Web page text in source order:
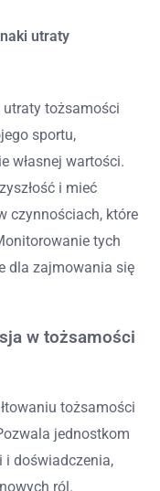
utraty
tożsamości
sportu,
własnej wartości.
i mieć
czynnościach, które
tych
dla zajmowania się
w tożsamości
tożsamości
jednostkom
i doświadczenia,
ról.